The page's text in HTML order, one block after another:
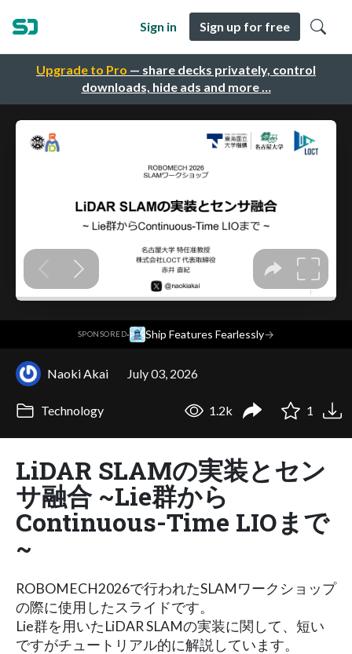
Upgrade to Pro — share decks privately, control
downloads, hide ads and more …
Sign in Sign up for free
SPONSORED· Ship Features Fearlessly→
Naoki Akai July 03, 2026
Technology 1.2k 1
LiDAR SLAMの実装とセン
サ融合 ~Lie群から
Continuous-Time LIOまで
~
ROBOMECH2026で行われたSLAMワークショップ
の際に使用したスライドです。
Lie群を用いたLiDAR SLAMの実装に関して、短い
ですがチュートリアル的に解説しています。